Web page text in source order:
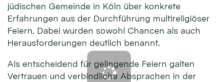
jüdischen Gemeinde in Köln über konkrete
Erfahrungen aus der Durchführung multireligiöser
Feiern. Dabei wurden sowohl Chancen als auch
Herausforderungen deutlich benannt.
Als entscheidend für gelingende Feiern galten
Vertrauen und verbindliche Absprachen in der